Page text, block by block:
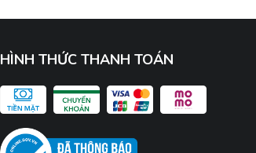
HÌNH THỨC THANH TOÁN